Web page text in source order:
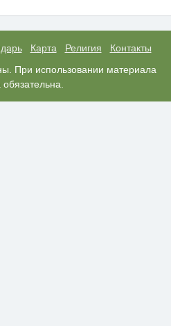
Карта Религия
Контакты
При использовании материала
i
оставит вас
10 раз